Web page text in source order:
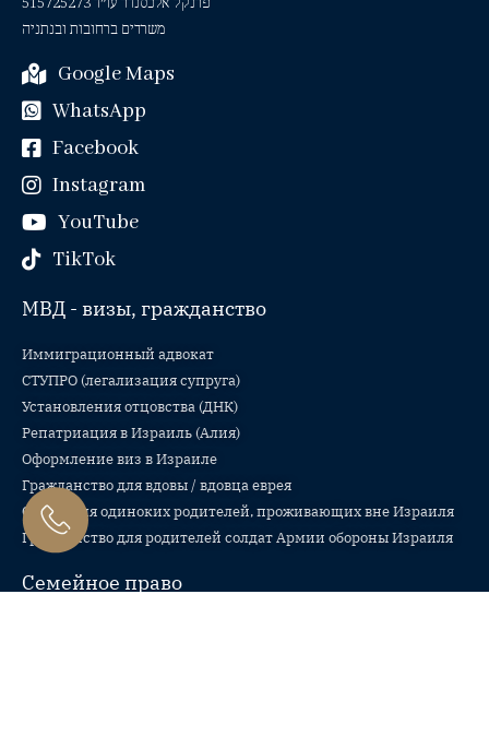
משרדים ברחובות ובנתניה
Google Maps
WhatsApp
Facebook
Instagram
YouTube
TikTok
МВД - визы, гражданство
Иммиграционный адвокат
СТУПРО (легализация супруга)
Установления отцовства (ДНК)
Репатриация в Израиль (Алия)
Оформление виз в Израиле
Гражданство для вдовы / вдовца еврея
Статус для одиноких родителей, проживающих вне Израиля
Гражданство для родителей солдат Армии обороны Израиля
Семейное право